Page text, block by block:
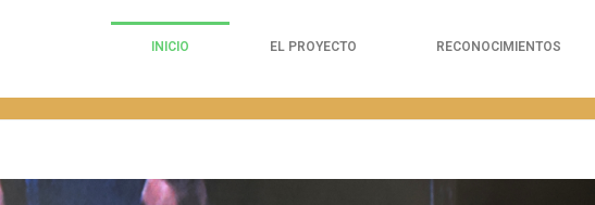
INICIO EL PROYECTO RECONOCIMIENTOS